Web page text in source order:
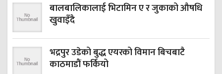
बालबालिकालाई भिटामिन ए र जुकाको औषधि
खुवाइँदै
भद्रपुर उडेको बुद्ध एयरको विमान बिचबाटै
काठमाडौं फर्कियो